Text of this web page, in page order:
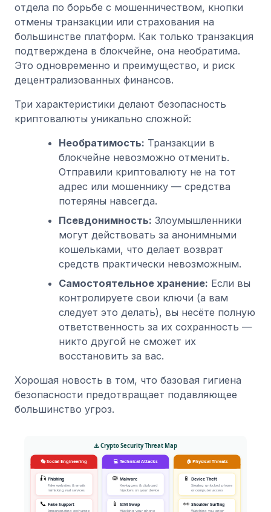
отдела по борьбе с мошенничеством, кнопки
отмены транзакции или страхования на
большинстве платформ. Как только транзакция
подтверждена в блокчейне, она необратима.
Это одновременно и преимущество, и риск
децентрализованных финансов.
Три характеристики делают безопасность
криптовалюты уникально сложной:
Необратимость: Транзакции в
блокчейне невозможно отменить.
Отправили криптовалюту не на тот
адрес или мошеннику — средства
потеряны навсегда.
Псевдонимность: Злоумышленники
могут действовать за анонимными
кошельками, что делает возврат
средств практически невозможным.
Самостоятельное хранение: Если вы
контролируете свои ключи (а вам
следует это делать), вы несёте полную
ответственность за их сохранность —
никто другой не сможет их
восстановить за вас.
Хорошая новость в том, что базовая гигиена
безопасности предотвращает подавляющее
большинство угроз.